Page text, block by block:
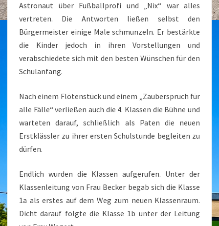
Astronaut über Fußballprofi und „Nix“ war alles
vertreten. Die Antworten ließen selbst den
Bürgermeister einige Male schmunzeln. Er bestärkte
die Kinder jedoch in ihren Vorstellungen und
verabschiedete sich mit den besten Wünschen für den
Schulanfang.
Nach einem Flötenstück und einem „Zauberspruch für
alle Fälle“ verließen auch die 4. Klassen die Bühne und
warteten darauf, schließlich als Paten die neuen
Erstklässler zu ihrer ersten Schulstunde begleiten zu
dürfen.
Endlich wurden die Klassen aufgerufen. Unter der
Klassenleitung von Frau Becker begab sich die Klasse
1a als erstes auf dem Weg zum neuen Klassenraum.
Dicht darauf folgte die Klasse 1b unter der Leitung